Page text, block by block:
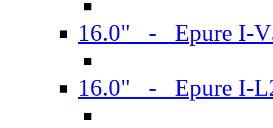
16.0" - Epure I-
16.0" - Epure I-